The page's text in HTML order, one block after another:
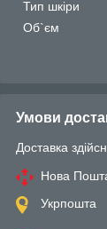
Тип шкіри
Об`єм
Умови
Доставка
Нова
Укрпошта